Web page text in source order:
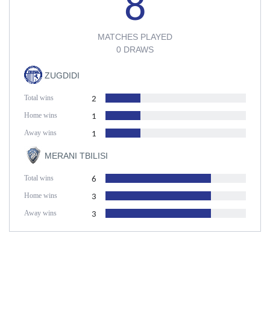
ZUGDIDI
Total wins 2
Home wins 1
Away wins 1
MERANI TBILISI
Total wins 6
Home wins 3
Away wins 3
8
MATCHES PLAYED
0 DRAWS